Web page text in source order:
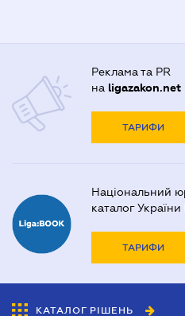
Реклама та PR
на ligazakon.net
ТАРИФИ
Національний
каталог України
ТАРИФИ
КАТАЛОГ РІШЕНЬ